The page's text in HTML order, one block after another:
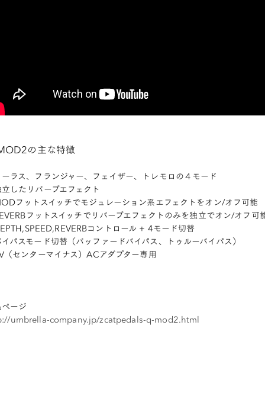
の主な特徴
ーラス、フランジャー、フェイザー、トレモロの４モード
立したリバーブエフェクト
フットスイッチでモジュレーション系エフェクトをオン/オフ可能
フットスイッチでリバーブエフェクトのみを独立でオン/オフ可
コントロール + 4モード切替
イパスモード切替（バッファードバイパス、トゥルーバイパス）
（センターマイナス）ACアダプター専用
ージ
umbrella-company.jp/zcatpedals-q-mod2.html